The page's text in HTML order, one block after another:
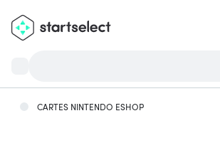
CARTES NINTENDO ESHOP